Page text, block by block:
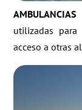
AMBULANCIAS
utilizadas
acceso a otras